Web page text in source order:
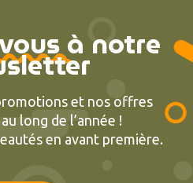
à notre
et nos offres
long de l’année !
en avant première.